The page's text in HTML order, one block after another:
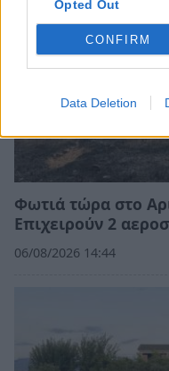
Opted Out
CONFIRM
Data Deletion
Φωτιά τώρα στο
Επιχειρούν 2
06/08/2026 14:44